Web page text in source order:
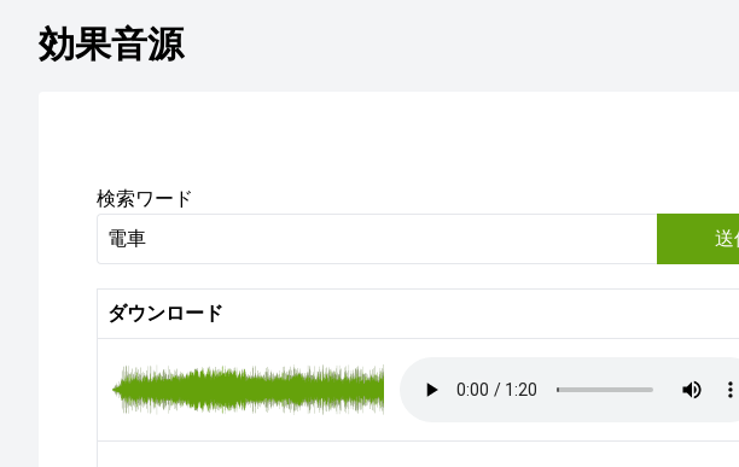
効果音源
検索ワード
送
ダウンロード